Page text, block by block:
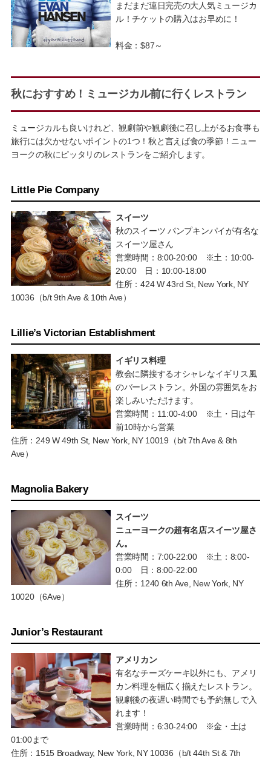
まだまだ連日完売の大人気ミュージカ
ル！チケットの購入はお早めに！
料金：$87～
秋におすすめ！ミュージカル前に行くレストラン
ミュージカルも良いけれど、観劇前や観劇後に召し上がるお食事も
旅行には欠かせないポイントの1つ！秋と言えば食の季節！ニュー
ヨークの秋にピッタリのレストランをご紹介します。
Little Pie Company
スイーツ
秋のスイーツ パンプキンパイが有名な
スイーツ屋さん
営業時間：8:00-20:00 ※土：10:00-
20:00 日：10:00-18:00
住所：424 W 43rd St, New York, NY
10036（b/t 9th Ave & 10th Ave）
Lillie’s Victorian Establishment
イギリス料理
教会に隣接するオシャレなイギリス風
のバーレストラン。外国の雰囲気をお
楽しみいただけます。
営業時間：11:00-4:00 ※土・日は午
前10時から営業
住所：249 W 49th St, New York, NY 10019（b/t 7th Ave & 8th
Ave）
Magnolia Bakery
スイーツ
ニューヨークの超有名店スイーツ屋さ
ん。
営業時間：7:00-22:00 ※土：8:00-
0:00 日：8:00-22:00
住所：1240 6th Ave, New York, NY
10020（6Ave）
Junior’s Restaurant
アメリカン
有名なチーズケーキ以外にも、アメリ
カン料理を幅広く揃えたレストラン。
観劇後の夜遅い時間でも予約無しで入
れます！
営業時間：6:30-24:00 ※金・土は
01:00まで
住所：1515 Broadway, New York, NY 10036（b/t 44th St & 7th